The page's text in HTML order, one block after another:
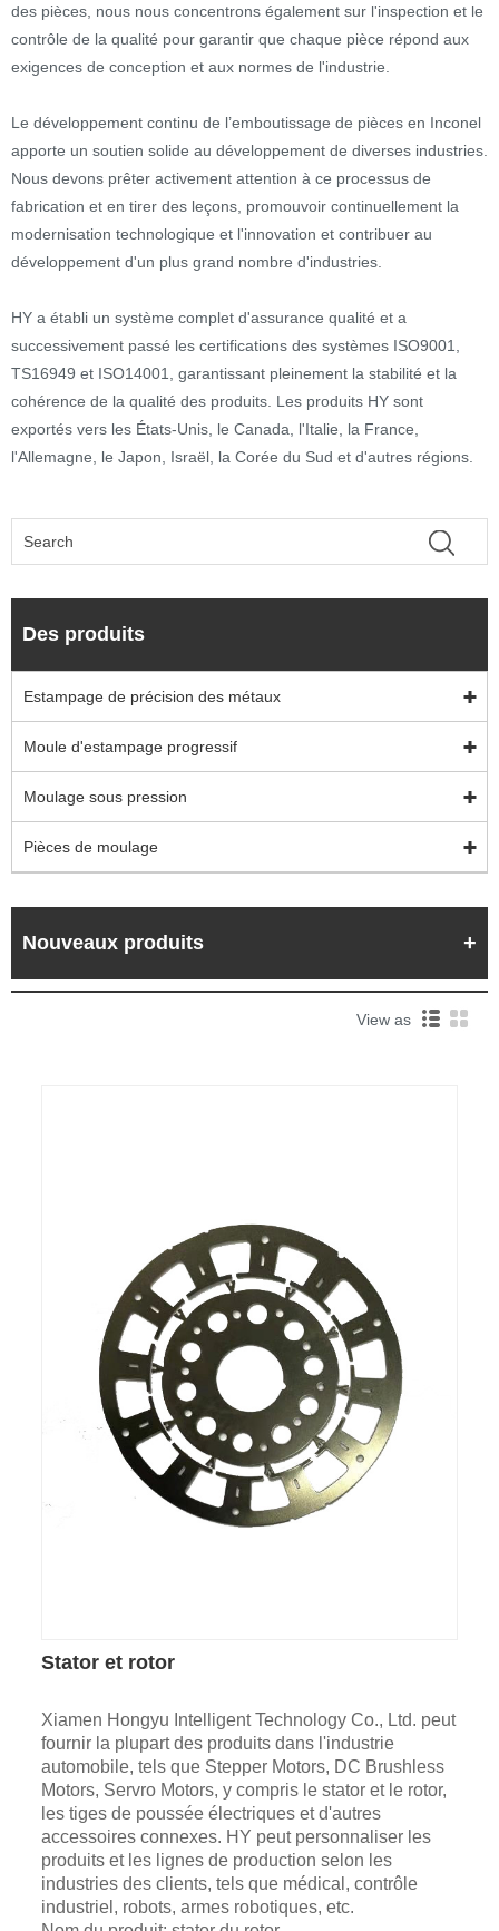
des pièces, nous nous concentrons également sur l'inspection et le
contrôle de la qualité pour garantir que chaque pièce répond aux
exigences de conception et aux normes de l'industrie.
Le développement continu de l’emboutissage de pièces en Inconel
apporte un soutien solide au développement de diverses industries.
Nous devons prêter activement attention à ce processus de
fabrication et en tirer des leçons, promouvoir continuellement la
modernisation technologique et l'innovation et contribuer au
développement d'un plus grand nombre d'industries.
HY a établi un système complet d'assurance qualité et a
successivement passé les certifications des systèmes ISO9001,
TS16949 et ISO14001, garantissant pleinement la stabilité et la
cohérence de la qualité des produits. Les produits HY sont
exportés vers les États-Unis, le Canada, l'Italie, la France,
l'Allemagne, le Japon, Israël, la Corée du Sud et d'autres régions.
Des produits
Estampage de précision des métaux
Moule d'estampage progressif
Moulage sous pression
Pièces de moulage
Nouveaux produits
View as
Stator et rotor
Xiamen Hongyu Intelligent Technology Co., Ltd. peut
fournir la plupart des produits dans l'industrie
automobile, tels que Stepper Motors, DC Brushless
Motors, Servro Motors, y compris le stator et le rotor,
les tiges de poussée électriques et d'autres
accessoires connexes. HY peut personnaliser les
produits et les lignes de production selon les
industries des clients, tels que médical, contrôle
industriel, robots, armes robotiques, etc.